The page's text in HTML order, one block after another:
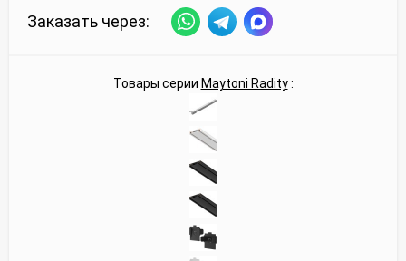
Заказать через:
Товары серии Maytoni Radity: